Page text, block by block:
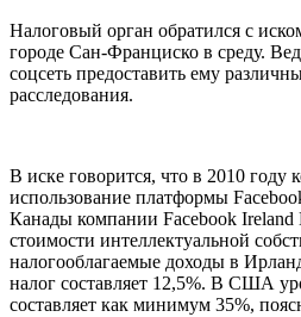
Налоговый орган обратился с
городе Сан-Франциско в среду.
соцсеть предоставить ему
расследования.
В иске говорится, что в 2010 году
использование платформы
Канады компании Facebook
стоимости интеллектуальной
налогооблагаемые доходы в
налог составляет 12,5%. В США
составляет как минимум 35%,